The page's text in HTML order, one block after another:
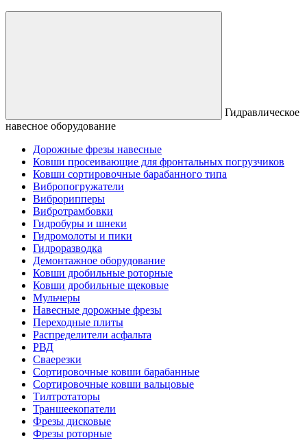
Гидравлическое
навесное оборудование
Дорожные фрезы навесные
Ковши просеивающие для фронтальных погрузчиков
Ковши сортировочные барабанного типа
Вибропогружатели
Виброрипперы
Вибротрамбовки
Гидробуры и шнеки
Гидромолоты и пики
Гидроразводка
Демонтажное оборудование
Ковши дробильные роторные
Ковши дробильные щековые
Мульчеры
Навесные дорожные фрезы
Переходные плиты
Распределители асфальта
РВД
Сваерезки
Сортировочные ковши барабанные
Сортировочные ковши вальцовые
Тилтротаторы
Траншеекопатели
Фрезы дисковые
Фрезы роторные